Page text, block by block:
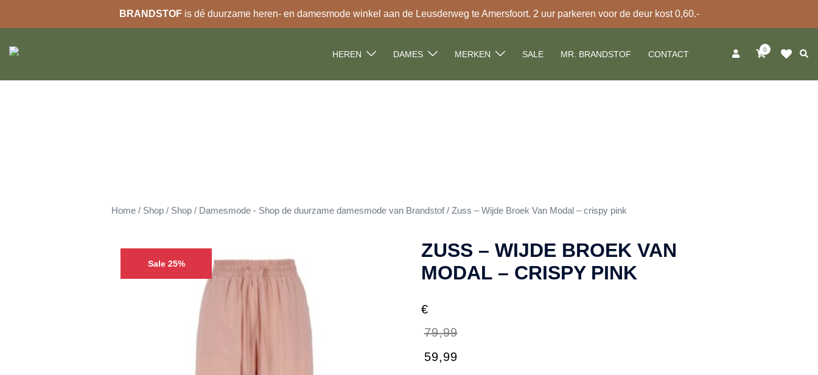
BRANDSTOFis dé duurzame heren- en damesmode winkel aan de Leusderweg te Amersfoort. 2 uur parkeren voor de deur kost 0,60.-
naar
inhoud
HEREN DAMES MERKEN SALE MR. BRANDSTOF CONTACT 0
Home / Shop / Shop / Damesmode - Shop de duurzame damesmode van Brandstof/ Zuss – Wijde Broek Van Modal – crispy pink
Sale 25%
ZUSS – WIJDE BROEK VAN
MODAL – CRISPY PINK
€
79,99
Oorspronkelijke
59,99